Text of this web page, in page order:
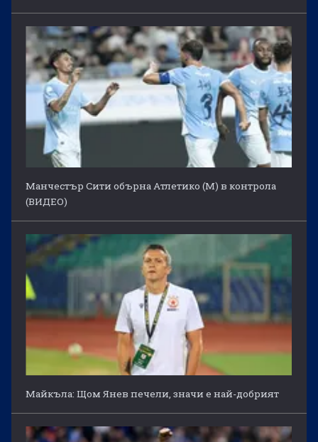
Манчестър Сити обърна Атлетико (М) в контрола
(ВИДЕО)
Майкъла: Щом Янев печели, значи е най-добрият